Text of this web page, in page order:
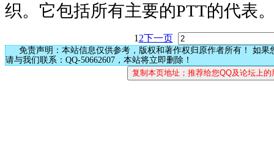
织。它包括所有主要的PTT的代表
1 2下一页
免责声明：本站信息仅供参考，版权和著作权归原作者所有！ 如果
请与我们联系：QQ-50662607，本站将立即删除！